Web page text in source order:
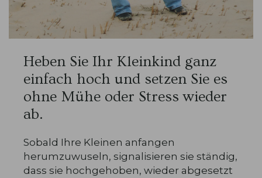
Heben Sie Ihr Kleinkind ganz
einfach hoch und setzen Sie es
ohne Mühe oder Stress wieder
ab.
Sobald Ihre Kleinen anfangen
herumzuwuseln, signalisieren sie ständig,
dass sie hochgehoben, wieder abgesetzt